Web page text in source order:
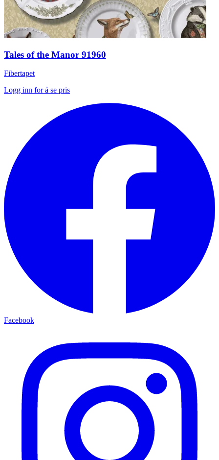
Tales of the Manor 91960
Fibertapet
Logg inn for å se pris
Facebook